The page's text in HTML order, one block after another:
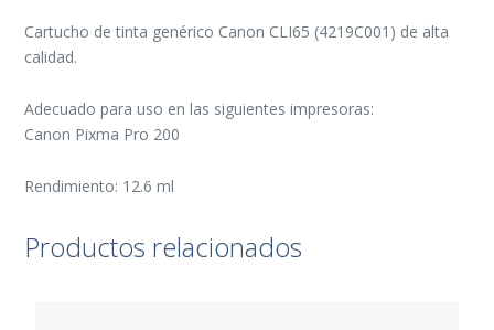
Cartucho de tinta genérico Canon CLI65 (4219C001) de alta
calidad.
Adecuado para uso en las siguientes impresoras:
Canon Pixma Pro 200
Rendimiento: 12.6 ml
Productos relacionados